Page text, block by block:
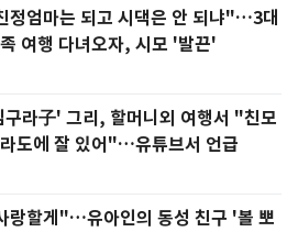
정엄마는 되고 시댁은 안 되냐"…3대
여행 다녀오자, 시모 '발끈'
구라子' 그리, 할머니외 여행서 "친모
도에 잘 있어"…유튜브서 언급
랑할게"…유아인의 동성 친구 '볼 뽀